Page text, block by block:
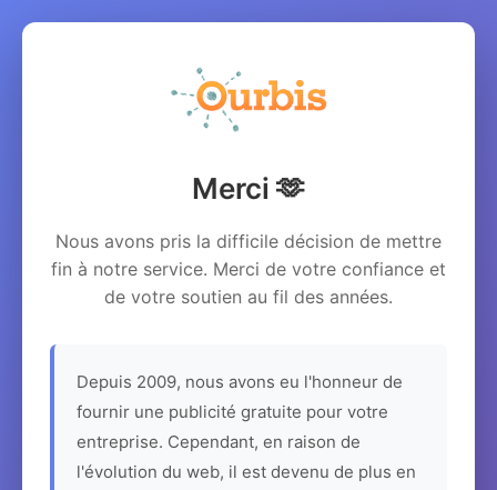
Merci 🫶
Nous avons pris la difficile décision de mettre
fin à notre service. Merci de votre confiance et
de votre soutien au fil des années.
Depuis 2009, nous avons eu l'honneur de
fournir une publicité gratuite pour votre
entreprise. Cependant, en raison de
l'évolution du web, il est devenu de plus en